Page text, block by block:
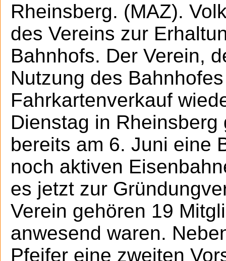
Rheinsberg. (MAZ).
des Vereins zur
Bahnhofs. Der Verein,
Nutzung des
Fahrkartenverkauf
Dienstag in
bereits am 6. Juni eine
noch aktiven
es jetzt zur
Verein gehören 19
anwesend waren.
Pfeifer eine zweiten